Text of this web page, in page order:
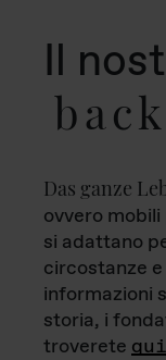
Il
Das ganze
ovvero
si adattano
circostanze
informazioni
storia, i
troverete qui